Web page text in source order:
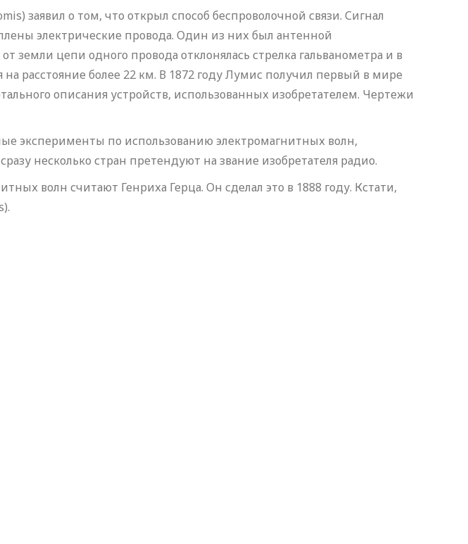
заявил о том, что открыл способ беспроволочной связи. Сигнал
электрические провода. Один из них был антенной
цепи одного провода отклонялась стрелка гальванометра и в
расстояние более 22 км. В 1872 году Лумис получил первый в мире
описания устройств, использованных изобретателем. Чертежи
эксперименты по использованию электромагнитных волн,
несколько стран претендуют на звание изобретателя радио.
волн считают Генриха Герца. Он сделал это в 1888 году. Кстати,